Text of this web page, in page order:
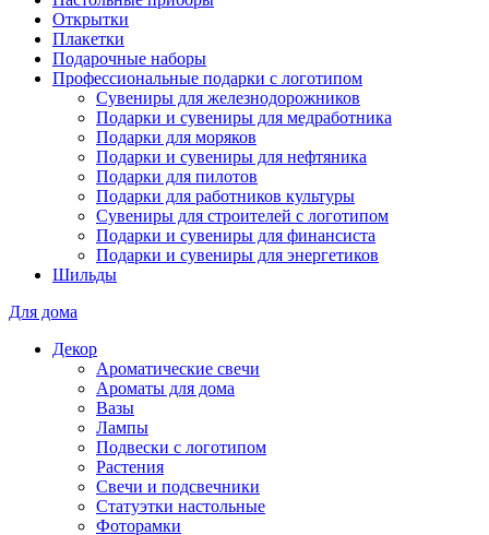
Открытки
Плакетки
Подарочные наборы
Профессиональные подарки с логотипом
Сувениры для железнодорожников
Подарки и сувениры для медработника
Подарки для моряков
Подарки и сувениры для нефтяника
Подарки для пилотов
Подарки для работников культуры
Сувениры для строителей с логотипом
Подарки и сувениры для финансиста
Подарки и сувениры для энергетиков
Шильды
Для дома
Декор
Ароматические свечи
Ароматы для дома
Вазы
Лампы
Подвески с логотипом
Растения
Свечи и подсвечники
Статуэтки настольные
Фоторамки